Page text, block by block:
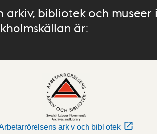
bibliotek och museer i
är:
arkiv och bibliotek